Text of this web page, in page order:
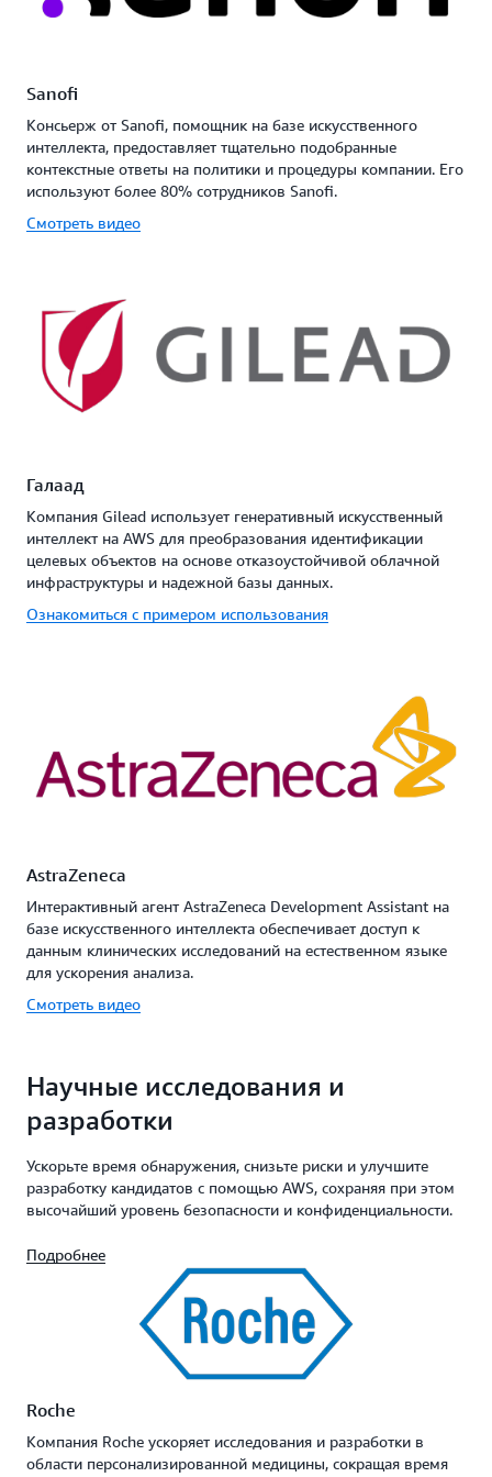
Sanofi
Консьерж от Sanofi, помощник на базе искусственного
интеллекта, предоставляет тщательно подобранные
контекстные ответы на политики и процедуры компании. Его
используют более 80% сотрудников Sanofi.
Смотреть видео
Галаад
Компания Gilead использует генеративный искусственный
интеллект на AWS для преобразования идентификации
целевых объектов на основе отказоустойчивой облачной
инфраструктуры и надежной базы данных.
Ознакомиться с примером использования
AstraZeneca
Интерактивный агент AstraZeneca Development Assistant на
базе искусственного интеллекта обеспечивает доступ к
данным клинических исследований на естественном языке
для ускорения анализа.
Смотреть видео
Научные исследования и
разработки
Ускорьте время обнаружения, снизьте риски и улучшите
разработку кандидатов с помощью AWS, сохраняя при этом
высочайший уровень безопасности и конфиденциальности.
Подробнее
Roche
Компания Roche ускоряет исследования и разработки в
области персонализированной медицины, сокращая время